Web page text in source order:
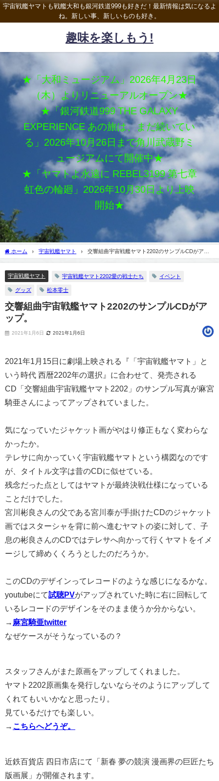
宇宙戦艦ヤマトも戦艦大和も銀河鉄道999も好きだ！最新情報は気になるよ
ね。新しい事、新しいものも好き。
趣味を楽しもう!
★「大和ミュージアム」2026年4月23日
（木）よりリニューアルオープン★
★「銀河鉄道999 THE GALAXY
EXPERIENCE あの旅は、まだ続いてい
る」2026年10月26日まで角川武蔵野ミ
ュージアムにて開催中★
★「ヤマトよ永遠に REBEL3199 第七章
虹色の輪廻」2026年10月30日より上映
開始★
ホーム 宇宙戦艦ヤマト
交響組曲宇宙戦艦ヤマト2202のサンプルCDがアッ
宇宙戦艦ヤマト 宇宙戦艦ヤマト2202愛の戦士たち イベント
グッズ 松本零士
交響組曲宇宙戦艦ヤマト2202のサンプルCDがア
ップ。
2021年1月6日 2021年1月6日
2021年1月15日に劇場上映される『「宇宙戦艦ヤマト」と
いう時代 西暦2202年の選択』に合わせて、発売される
CD「交響組曲宇宙戦艦ヤマト2202」のサンプル写真が麻宮
騎亜さんによってアップされていました。
気になっていたジャケット画がやはり修正もなく変わらな
かったか。
テレサに向かっていく宇宙戦艦ヤマトという構図なのです
が、タイトル文字は昔のCDに似せている。
残念だった点としてはヤマトが最終決戦仕様になっている
ことだけでした。
宮川彬良さんの父である宮川泰が手掛けたCDのジャケット
画ではスターシャを背に前へ進むヤマトの姿に対して、子
息の彬良さんのCDではテレサへ向かって行くヤマトをイメ
ージして締めくくろうとしたのだろうか。
このCDのデザインってレコードのような感じになるかな。
youtubeにて試聴PVがアップされていた時に右に回転して
いるレコードのデザインをそのまま使うか分からない。
→ 麻宮騎亜twitter
なぜケースがそうなっているの？
スタッフさんがまた原画をアップしてくれました。
ヤマト2202原画集を発行しないならそのようにアップして
くれてもいいかなと思ったり。
見ているだけでも楽しい。
→ こちらへどうぞ。
近鉄百貨店 四日市店にて「新春 夢の競演 漫画界の巨匠たち
版画展」が開催されます。